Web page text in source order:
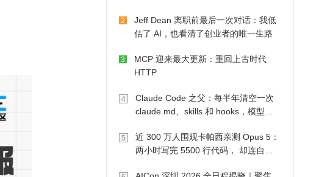
2
Jeff Dean 离职前最后一次对话：我低
估了 AI，也看清了创业者的唯一生路
3
MCP 迎来最大更新：重回上古时代
HTTP
4
Claude Code 之父：每半年清空一次
claude.md、skills 和 hooks，模型自
5
近 300 万人围观卡帕西亲测 Opus 5：
两小时写完 5500 行代码， 却连自己